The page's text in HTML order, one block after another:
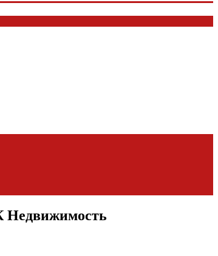
Недвижимость